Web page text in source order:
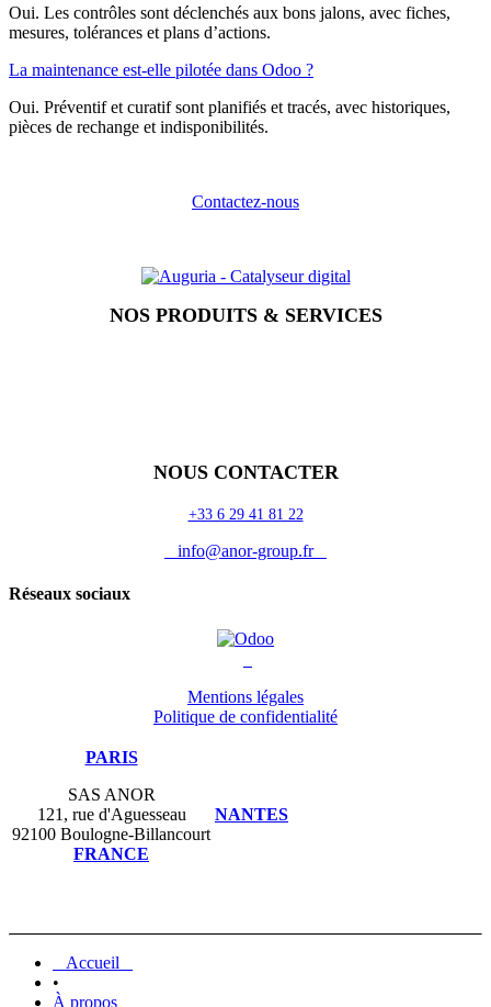
Oui. Les contrôles sont déclenchés aux bons jalons, avec fiches,
mesures, tolérances et plans d’actions.
La maintenance est-elle pilotée dans Odoo ?
Oui. Préventif et curatif sont planifiés et tracés, avec historiques,
pièces de rechange et indisponibilités.
Contactez-nous
NOS PRODUITS & SERVICES
NOUS CONTACTER
+33 6 29 41 81 22
info@anor-group.fr
Réseaux sociaux
Mentions légales
Politique de confidentialité
PARIS
SAS ANOR
121, rue d'Aguesseau
92100 Boulogne-Billancourt
FRANCE
NANTES
Accueil
•
À propos